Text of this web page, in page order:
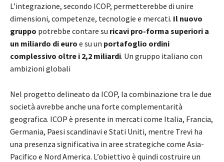
L’integrazione, secondo ICOP, permetterebbe di unire
dimensioni, competenze, tecnologie e mercati. Il nuovo
gruppo potrebbe contare su ricavi pro-forma superiori a
un miliardo di euro e su un portafoglio ordini
complessivo oltre i 2,2 miliardi. Un gruppo italiano con
ambizioni globali
Nel progetto delineato da ICOP, la combinazione tra le due
società avrebbe anche una forte complementarità
geografica. ICOP è presente in mercati come Italia, Francia,
Germania, Paesi scandinavi e Stati Uniti, mentre Trevi ha
una presenza significativa in aree strategiche come Asia-
Pacifico e Nord America. L’obiettivo è quindi costruire un